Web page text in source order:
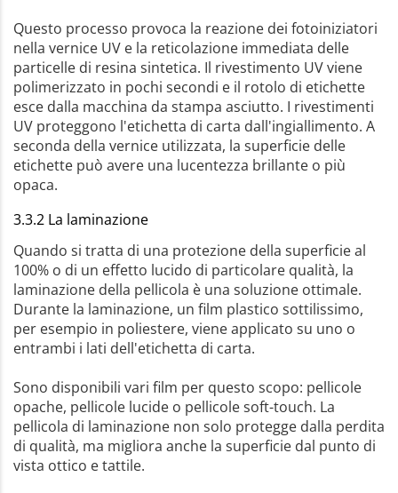
Questo processo provoca la reazione dei fotoiniziatori
nella vernice UV e la reticolazione immediata delle
particelle di resina sintetica. Il rivestimento UV viene
polimerizzato in pochi secondi e il rotolo di etichette
esce dalla macchina da stampa asciutto. I rivestimenti
UV proteggono l'etichetta di carta dall'ingiallimento. A
seconda della vernice utilizzata, la superficie delle
etichette può avere una lucentezza brillante o più
opaca.
3.3.2 La laminazione
Quando si tratta di una protezione della superficie al
100% o di un effetto lucido di particolare qualità, la
laminazione della pellicola è una soluzione ottimale.
Durante la laminazione, un film plastico sottilissimo,
per esempio in poliestere, viene applicato su uno o
entrambi i lati dell'etichetta di carta.
Sono disponibili vari film per questo scopo: pellicole
opache, pellicole lucide o pellicole soft-touch. La
pellicola di laminazione non solo protegge dalla perdita
di qualità, ma migliora anche la superficie dal punto di
vista ottico e tattile.